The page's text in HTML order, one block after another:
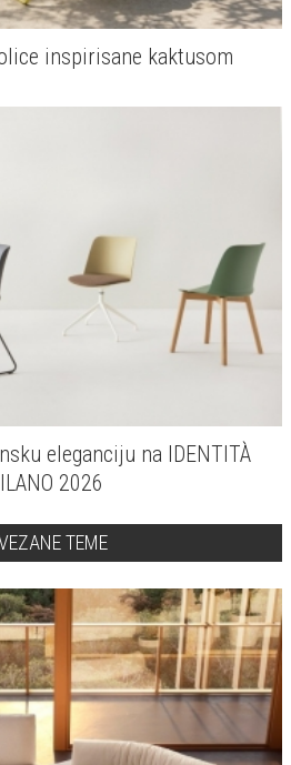
inspirisane kaktusom
eleganciju na IDENTITÀ
2026
TEME